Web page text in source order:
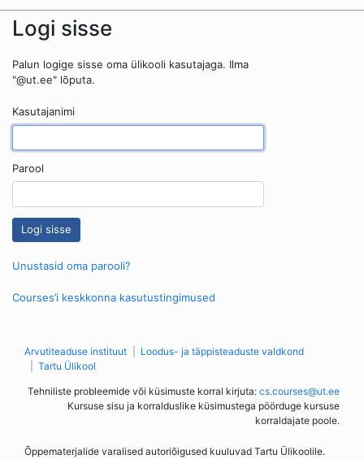
Logi sisse
Palun logige sisse oma ülikooli kasutajaga. Ilma
"@ut.ee" lõputa.
Kasutajanimi
Parool
Unustasid oma parooli?
Courses’i keskkonna kasutustingimused
Arvutiteaduse instituut
Loodus- ja täppisteaduste valdkond
Tartu Ülikool
Tehniliste probleemide või küsimuste korral kirjuta: cs.courses@ut.ee
Kursuse sisu ja korralduslike küsimustega pöörduge kursuse
korraldajate poole.
Õppematerjalide varalised autoriõigused kuuluvad Tartu Ülikoolile.